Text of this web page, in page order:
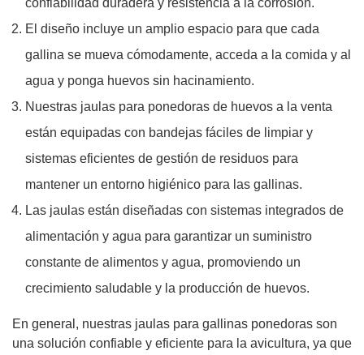
confiabilidad duradera y resistencia a la corrosión.
El diseño incluye un amplio espacio para que cada
gallina se mueva cómodamente, acceda a la comida y al
agua y ponga huevos sin hacinamiento.
Nuestras jaulas para ponedoras de huevos a la venta
están equipadas con bandejas fáciles de limpiar y
sistemas eficientes de gestión de residuos para
mantener un entorno higiénico para las gallinas.
Las jaulas están diseñadas con sistemas integrados de
alimentación y agua para garantizar un suministro
constante de alimentos y agua, promoviendo un
crecimiento saludable y la producción de huevos.
En general, nuestras jaulas para gallinas ponedoras son
una solución confiable y eficiente para la avicultura, ya que